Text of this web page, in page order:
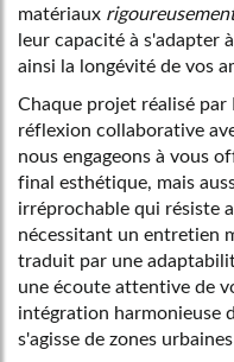
matériaux
leur capacité à s'adapter
ainsi la longévité de vos
Chaque projet réalisé
réflexion collaborative
nous engageons à vous
final esthétique, mais
irréprochable qui résiste
nécessitant un entretien
traduit par une
une écoute attentive de
intégration harmonieuse
s'agisse de zones